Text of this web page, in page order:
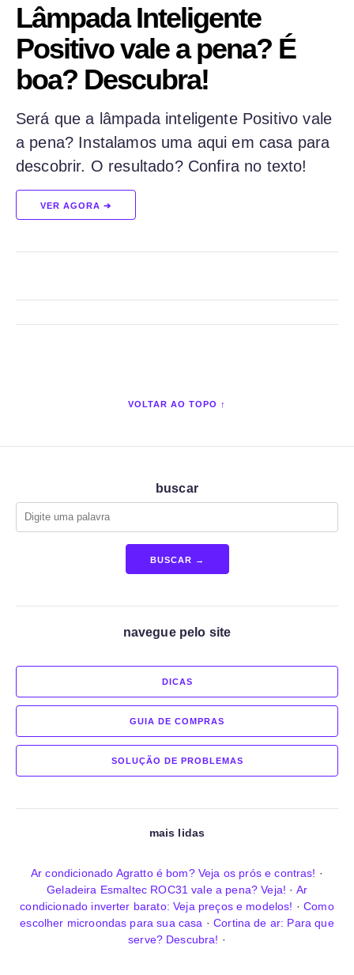
Lâmpada Inteligente
Positivo vale a pena? É
boa? Descubra!
Será que a lâmpada inteligente Positivo vale
a pena? Instalamos uma aqui em casa para
descobrir. O resultado? Confira no texto!
VER AGORA ➔
VOLTAR AO TOPO ↑
buscar
BUSCAR →
navegue pelo site
DICAS
GUIA DE COMPRAS
SOLUÇÃO DE PROBLEMAS
mais lidas
Ar condicionado Agratto é bom? Veja os prós e contras! ·
Geladeira Esmaltec ROC31 vale a pena? Veja! · Ar
condicionado inverter barato: Veja preços e modelos! ·Como
escolher microondas para sua casa ·Cortina de ar: Para que
serve? Descubra! ·